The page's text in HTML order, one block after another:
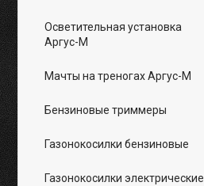
Осветительная установка
Аргус-М
Мачты на треногах Аргус-М
Бензиновые триммеры
Газонокосилки бензиновые
Газонокосилки электрические